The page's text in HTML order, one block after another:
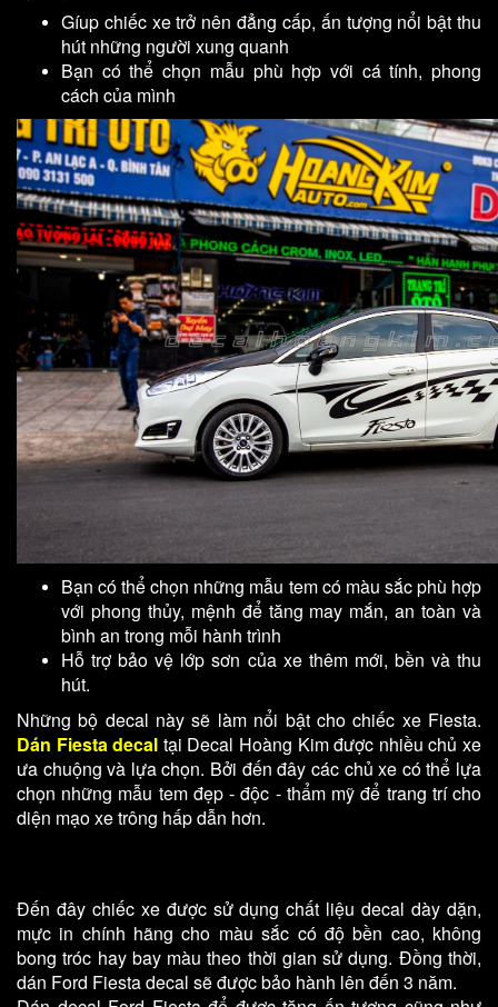
Gíup chiếc xe trở nên đẳng cấp, ấn tượng nổi bật thu
hút những người xung quanh
Bạn có thể chọn mẫu phù hợp với cá tính, phong
cách của mình
Bạn có thể chọn những mẫu tem có màu sắc phù hợp
với phong thủy, mệnh để tăng may mắn, an toàn và
bình an trong mỗi hành trình
Hỗ trợ bảo vệ lớp sơn của xe thêm mới, bền và thu
hút.
Những bộ decal này sẽ làm nổi bật cho chiếc xe Fiesta.
Dán Fiesta decal tại Decal Hoàng Kim được nhiều chủ xe
ưa chuộng và lựa chọn. Bởi đến đây các chủ xe có thể lựa
chọn những mẫu tem đẹp - độc - thẩm mỹ để trang trí cho
diện mạo xe trông hấp dẫn hơn.
Đến đây chiếc xe được sử dụng chất liệu decal dày dặn,
mực in chính hãng cho màu sắc có độ bền cao, không
bong tróc hay bay màu theo thời gian sử dụng. Đồng thời,
dán Ford Fiesta decal sẽ được bảo hành lên đến 3 năm.